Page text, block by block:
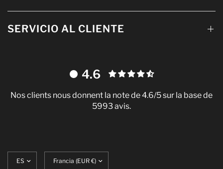
SERVICIO AL CLIENTE
4.6
Nos clients nous donnent la note de 4.6/5 sur la base de
5993 avis.